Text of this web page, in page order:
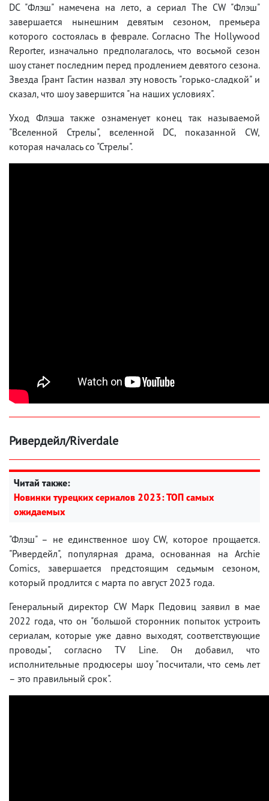
DC "Флэш" намечена на лето, а сериал The CW "Флэш"
завершается нынешним девятым сезоном, премьера
которого состоялась в феврале. Согласно The Hollywood
Reporter, изначально предполагалось, что восьмой сезон
шоу станет последним перед продлением девятого сезона.
Звезда Грант Гастин назвал эту новость "горько-сладкой" и
сказал, что шоу завершится "на наших условиях".
Уход Флэша также ознаменует конец так называемой
"Вселенной Стрелы", вселенной DC, показанной CW,
которая началась со "Стрелы".
Ривердейл/Riverdale
Читай также:
Новинки турецких сериалов 2023: ТОП самых
ожидаемых
"Флэш" – не единственное шоу CW, которое прощается.
"Ривердейл", популярная драма, основанная на Archie
Comics, завершается предстоящим седьмым сезоном,
который продлится с марта по август 2023 года.
Генеральный директор CW Марк Педовиц заявил в мае
2022 года, что он "большой сторонник попыток устроить
сериалам, которые уже давно выходят, соответствующие
проводы", согласно TV Line. Он добавил, что
исполнительные продюсеры шоу "посчитали, что семь лет
– это правильный срок".